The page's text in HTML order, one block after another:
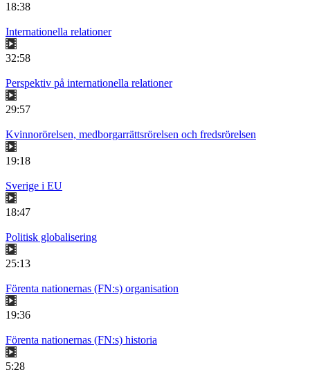
18:38
Internationella relationer
32:58
Perspektiv på internationella relationer
29:57
Kvinnorörelsen, medborgarrättsrörelsen och fredsrörelsen
19:18
Sverige i EU
18:47
Politisk globalisering
25:13
Förenta nationernas (FN:s) organisation
19:36
Förenta nationernas (FN:s) historia
5:28